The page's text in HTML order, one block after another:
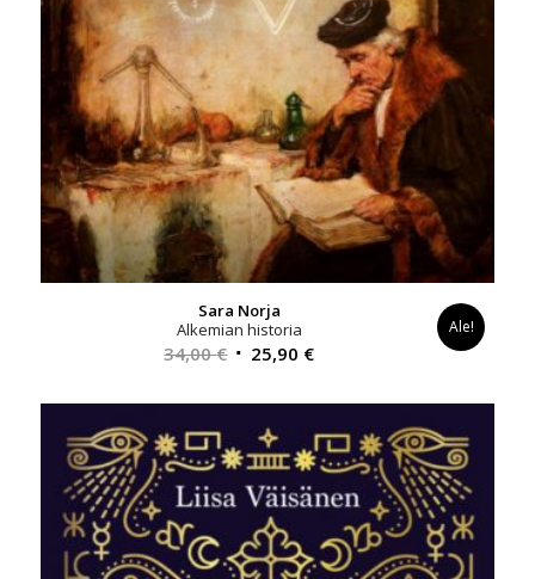
Sara Norja
Alkemian historia
34,00€ Alkuperäinen
oli:
34,00 €.
25,90 €Nykyinen
on:
25,90 €.
Ale!